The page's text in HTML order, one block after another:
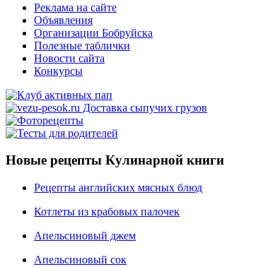
Реклама на сайте
Объявления
Организации Бобруйска
Полезные таблички
Новости сайта
Конкурсы
Новые рецепты Кулинарной книги
Рецепты английских мясных блюд
Котлеты из крабовых палочек
Апельсиновый джем
Апельсиновый сок